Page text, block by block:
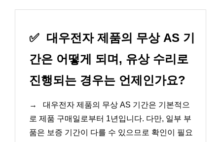
✅ 대우전자 제품의 무상 AS 기
간은 어떻게 되며, 유상 수리로
진행되는 경우는 언제인가요?
→
대우전자 제품의 무상 AS 기간은 기본적으
로 제품 구매일로부터 1년입니다. 다만, 일부 부
품은 보증 기간이 다를 수 있으므로 확인이 필요